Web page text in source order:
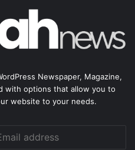
Newspaper, Magazine,
with options that allow you to
website to your needs.